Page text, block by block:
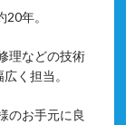
年。
理などの技術
く担当。
のお手元に良